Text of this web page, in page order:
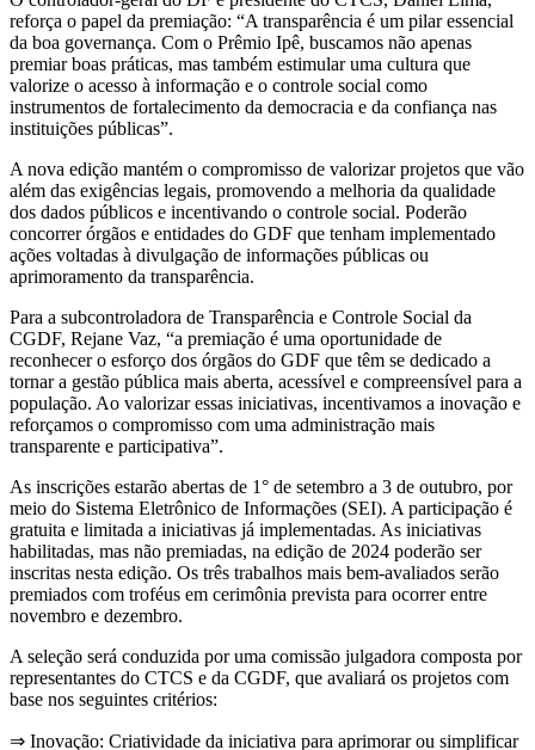
reforça o papel da premiação: “A transparência é um pilar essencial
da boa governança. Com o Prêmio Ipê, buscamos não apenas
premiar boas práticas, mas também estimular uma cultura que
valorize o acesso à informação e o controle social como
instrumentos de fortalecimento da democracia e da confiança nas
instituições públicas”.
A nova edição mantém o compromisso de valorizar projetos que vão
além das exigências legais, promovendo a melhoria da qualidade
dos dados públicos e incentivando o controle social. Poderão
concorrer órgãos e entidades do GDF que tenham implementado
ações voltadas à divulgação de informações públicas ou
aprimoramento da transparência.
Para a subcontroladora de Transparência e Controle Social da
CGDF, Rejane Vaz, “a premiação é uma oportunidade de
reconhecer o esforço dos órgãos do GDF que têm se dedicado a
tornar a gestão pública mais aberta, acessível e compreensível para a
população. Ao valorizar essas iniciativas, incentivamos a inovação e
reforçamos o compromisso com uma administração mais
transparente e participativa”.
As inscrições estarão abertas de 1° de setembro a 3 de outubro, por
meio do Sistema Eletrônico de Informações (SEI). A participação é
gratuita e limitada a iniciativas já implementadas. As iniciativas
habilitadas, mas não premiadas, na edição de 2024 poderão ser
inscritas nesta edição. Os três trabalhos mais bem-avaliados serão
premiados com troféus em cerimônia prevista para ocorrer entre
novembro e dezembro.
A seleção será conduzida por uma comissão julgadora composta por
representantes do CTCS e da CGDF, que avaliará os projetos com
base nos seguintes critérios:
⇒ Inovação: Criatividade da iniciativa para aprimorar ou simplificar